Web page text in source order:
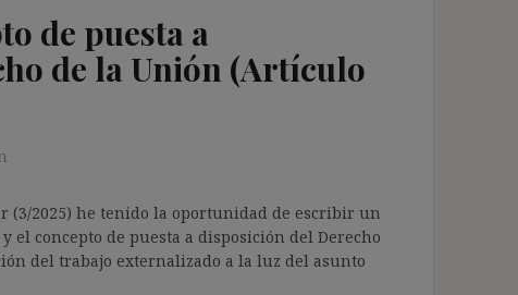
de puesta a
de la Unión (Artículo
(3/2025) he tenido la oportunidad de escribir un
el concepto de puesta a disposición del Derecho
del trabajo externalizado a la luz del asunto